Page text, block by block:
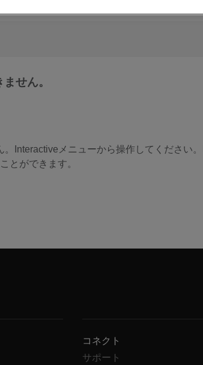
せん。
Interactiveメニューから操作してください
とができます。
コネクト
サポート